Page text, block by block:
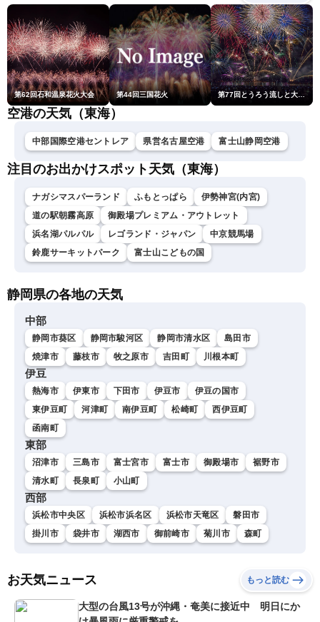
第62回石和温泉花火大会 第44回三国花火
空港の天気（東海）
中部国際空港セントレア 県営名古屋空港 富士山静岡空港
注目のお出かけスポット天気（東海）
ナガシマスパーランド ふもとっぱら
伊勢神宮(内宮)
道の駅朝霧高原
御殿場プレミアム・アウトレット
浜名湖パルパル
レゴランド・ジャパン
中京競馬場
鈴鹿サーキットパーク
富士山こどもの国
静岡県の各地の天気
中部
静岡市葵区 静岡市駿河区 静岡市清水区
島田市
焼津市
藤枝市 牧之原市 吉田町 川根本町
伊豆
熱海市 伊東市 下田市 伊豆市
伊豆の国市
東伊豆町
河津町 南伊豆町 松崎町
西伊豆町
函南町
東部
沼津市 三島市 富士宮市 富士市 御殿場市
裾野市
清水町
長泉町 小山町
西部
浜松市中央区 浜松市浜名区 浜松市天竜区
磐田市
掛川市
袋井市 湖西市 御前崎市 菊川市 森町
お天気ニュース もっと読む
大型の台風13号が沖縄・奄美に接近中 明日にか